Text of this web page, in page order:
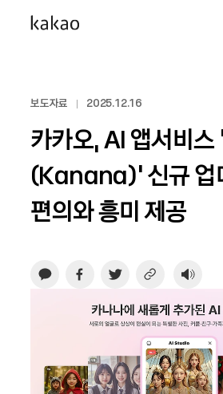
보도자료 2025.12.16
카카오, AI 앱서비스
(Kanana)’ 신규
편의와 흥미 제공